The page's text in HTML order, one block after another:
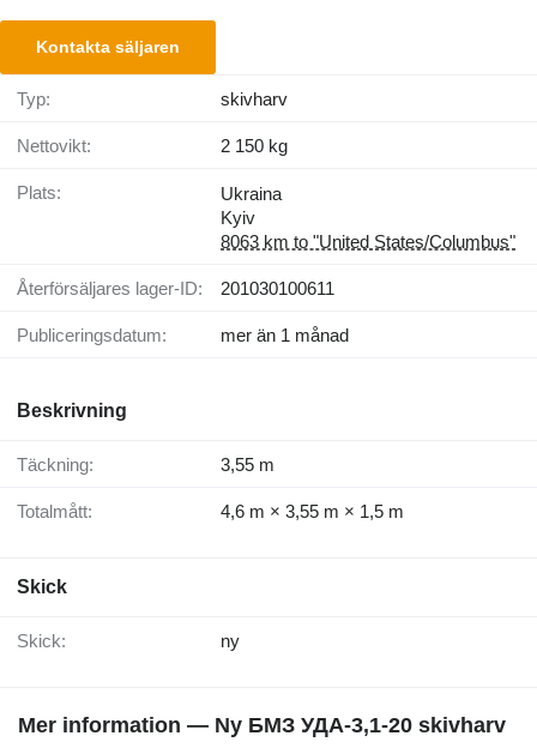
Kontakta säljaren
Typ: skivharv
Nettovikt: 2 150 kg
Plats:
Ukraina
Kyiv
8063 km to "United States/Columbus"
Återförsäljares lager-ID: 201030100611
Publiceringsdatum: mer än 1 månad
Beskrivning
Täckning: 3,55 m
Totalmått: 4,6 m × 3,55 m × 1,5 m
Skick
Skick: ny
Mer information — Ny БМЗ УДА-3,1-20 skivharv